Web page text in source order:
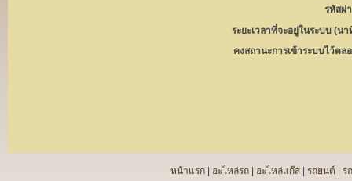
รหัสผ่
ระยะเวลาที่จะอยู่ในระบบ (นา
คงสถานะการเข้าระบบไว้ตล
หน้าแรก อะไหล่รถ อะไหล่แก๊ส รถยนต์ ร